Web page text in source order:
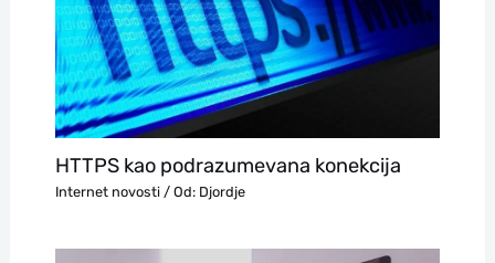
HTTPS kao podrazumevana konekcija
Internet novosti/ Od: Djordje